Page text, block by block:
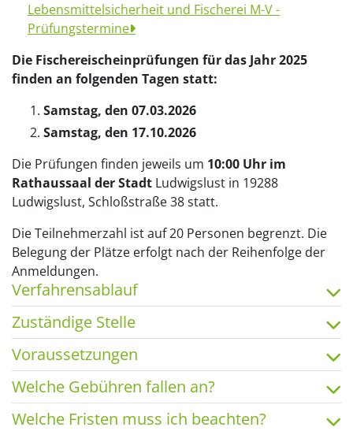
Lebensmittelsicherheit und Fischerei M-V -
Prüfungstermine
Die Fischereischeinprüfungen für das Jahr 2025
finden an folgenden Tagen statt:
Samstag, den 07.03.2026
Samstag, den 17.10.2026
Die Prüfungen finden jeweils um 10:00 Uhr im
Rathaussaal der Stadt Ludwigslust in 19288
Ludwigslust, Schloßstraße 38 statt.
Die Teilnehmerzahl ist auf 20 Personen begrenzt. Die
Belegung der Plätze erfolgt nach der Reihenfolge der
Anmeldungen.
Verfahrensablauf
Zuständige Stelle
Voraussetzungen
Welche Gebühren fallen an?
Welche Fristen muss ich beachten?